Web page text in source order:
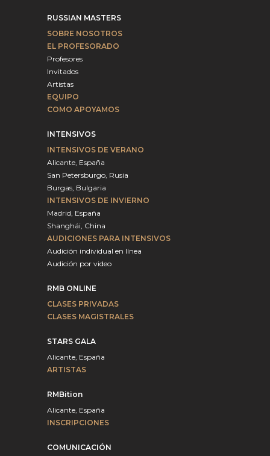
RUSSIAN MASTERS
SOBRE NOSOTROS
EL PROFESORADO
Profesores
Invitados
Artistas
EQUIPO
COMO APOYAMOS
INTENSIVOS
INTENSIVOS DE VERANO
Alicante, España
San Petersburgo, Rusia
Burgas, Bulgaria
INTENSIVOS DE INVIERNO
Madrid, España
Shanghái, China
AUDICIONES PARA INTENSIVOS
Audición individual en línea
Audición por video
RMB ONLINE
CLASES PRIVADAS
CLASES MAGISTRALES
STARS GALA
Alicante, España
ARTISTAS
RMBition
Alicante, España
INSCRIPCIONES
COMUNICACIÓN